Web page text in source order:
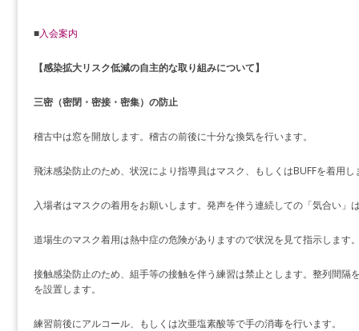
■入会案内
【感染拡大リスク低減の自主的な取り組みについて】
三密（密閉・密接・密集）の防止
稽古中は窓を開放します。稽古の前後に十分な換気を行います。
飛沫感染防止のため、状況により指導員はマスク、もしくはBUFFを着用
入場者はマスクの着用をお願いします。発声を伴う連続しての「気合い」
道場生のマスク着用は熱中症の危険がありますので状況を見て指示します
接触感染防止のため、組手等の接触を伴う練習は禁止とします。整列間隔
を設置します。
練習前後にアルコール、もしくは次亜塩素酸等で手の消毒を行います。